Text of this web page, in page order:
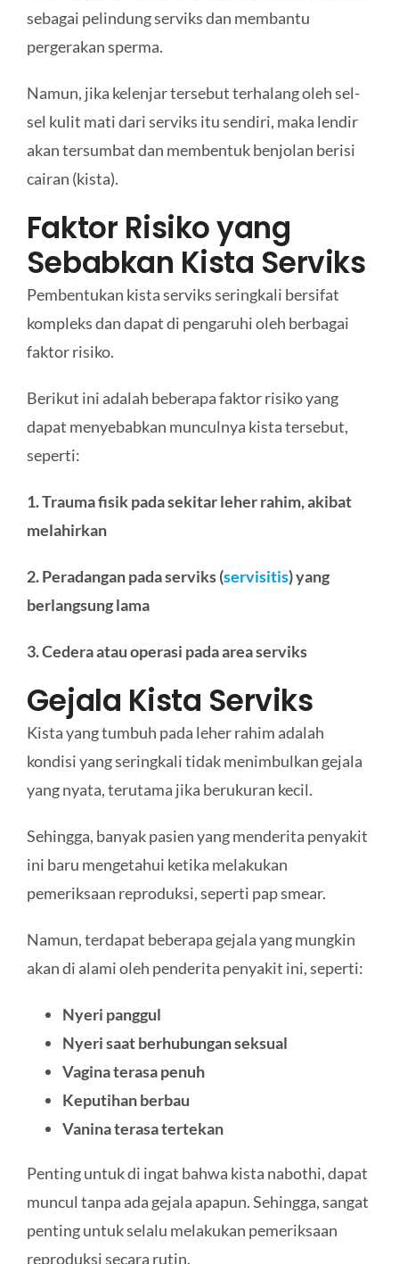
sebagai pelindung serviks dan membantu
pergerakan sperma.
Namun, jika kelenjar tersebut terhalang oleh sel-
sel kulit mati dari serviks itu sendiri, maka lendir
akan tersumbat dan membentuk benjolan berisi
cairan (kista).
Faktor Risiko yang
Sebabkan Kista Serviks
Pembentukan kista serviks seringkali bersifat
kompleks dan dapat di pengaruhi oleh berbagai
faktor risiko.
Berikut ini adalah beberapa faktor risiko yang
dapat menyebabkan munculnya kista tersebut,
seperti:
1. Trauma fisik pada sekitar leher rahim, akibat
melahirkan
2. Peradangan pada serviks (servisitis) yang
berlangsung lama
3. Cedera atau operasi pada area serviks
Gejala Kista Serviks
Kista yang tumbuh pada leher rahim adalah
kondisi yang seringkali tidak menimbulkan gejala
yang nyata, terutama jika berukuran kecil.
Sehingga, banyak pasien yang menderita penyakit
ini baru mengetahui ketika melakukan
pemeriksaan reproduksi, seperti pap smear.
Namun, terdapat beberapa gejala yang mungkin
akan di alami oleh penderita penyakit ini, seperti:
Nyeri panggul
Nyeri saat berhubungan seksual
Vagina terasa penuh
Keputihan berbau
Vanina terasa tertekan
Penting untuk di ingat bahwa kista nabothi, dapat
muncul tanpa ada gejala apapun. Sehingga, sangat
penting untuk selalu melakukan pemeriksaan
reproduksi secara rutin.